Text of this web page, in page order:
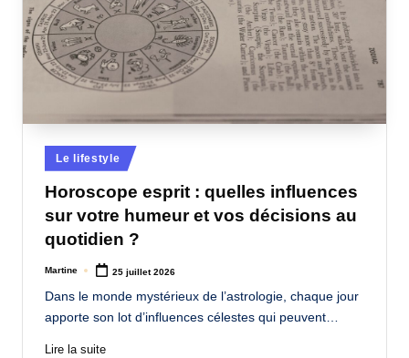
Posted
in
Le lifestyle
Horoscope esprit : quelles influences
sur votre humeur et vos décisions au
quotidien ?
Posted
Martine 25 juillet 2026
Dans le monde mystérieux de l’astrologie, chaque jour
apporte son lot d’influences célestes qui peuvent…
Lire la suite